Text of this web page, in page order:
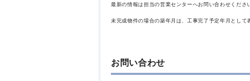
最新の情報は担当の営業センターへお問い合わせくださ
未完成物件の場合の築年月は、工事完了予定年月として
お問い合わせ